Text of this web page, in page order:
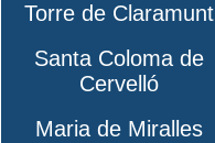
Torre de Claramunt
Santa Coloma de
Cervelló
Maria de Miralles